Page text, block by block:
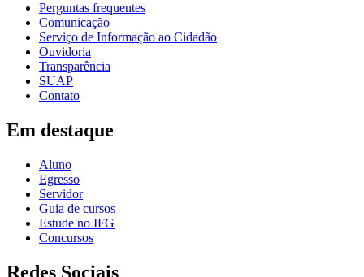
Perguntas frequentes
Comunicação
Serviço de Informação ao Cidadão
Ouvidoria
Transparência
SUAP
Contato
Em destaque
Aluno
Egresso
Servidor
Guia de cursos
Estude no IFG
Concursos
Redes Sociais